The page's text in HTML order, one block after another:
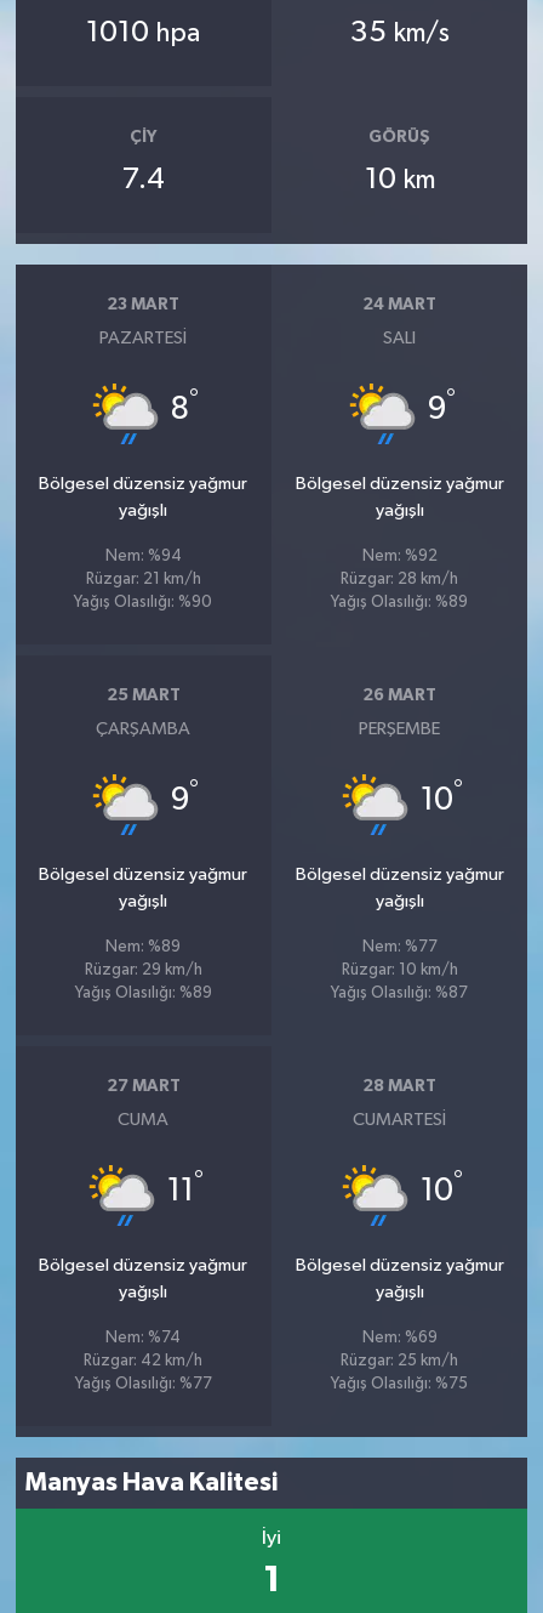
1010 hpa 35 km/s
ÇIY
7.4
GÖRÜŞ
10 km
23 MART
PAZARTESI
8°
Bölgesel düzensiz yağmur
yağışlı
Nem: %94
Rüzgar: 21 km/h
Yağış Olasılığı: %90
24 MART
SALI
9°
Bölgesel düzensiz yağmur
yağışlı
Nem: %92
Rüzgar: 28 km/h
Yağış Olasılığı: %89
25 MART
ÇARŞAMBA
9°
Bölgesel düzensiz yağmur
yağışlı
Nem: %89
Rüzgar: 29 km/h
Yağış Olasılığı: %89
26 MART
PERŞEMBE
10°
Bölgesel düzensiz yağmur
yağışlı
Nem: %77
Rüzgar: 10 km/h
Yağış Olasılığı: %87
27 MART
CUMA
11 °
Bölgesel düzensiz yağmur
yağışlı
Nem: %74
Rüzgar: 42 km/h
Yağış Olasılığı: %77
28 MART
CUMARTESI
10°
Bölgesel düzensiz yağmur
yağışlı
Nem: %69
Rüzgar: 25 km/h
Yağış Olasılığı: %75
Manyas Hava Kalitesi
İyi
1